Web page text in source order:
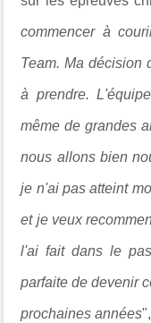
commencer à
Team. Ma décision
à prendre.
même de grandes
nous allons bien
je n'ai pas atteint
et je veux
l'ai fait dans le
parfaite de devenir
prochaines années